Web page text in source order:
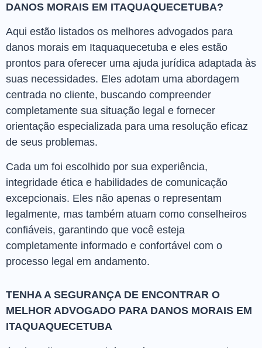
DANOS MORAIS EM ITAQUAQUECETUBA?
Aqui estão listados os melhores advogados para
danos morais em Itaquaquecetuba e eles estão
prontos para oferecer uma ajuda jurídica adaptada às
suas necessidades. Eles adotam uma abordagem
centrada no cliente, buscando compreender
completamente sua situação legal e fornecer
orientação especializada para uma resolução eficaz
de seus problemas.
Cada um foi escolhido por sua experiência,
integridade ética e habilidades de comunicação
excepcionais. Eles não apenas o representam
legalmente, mas também atuam como conselheiros
confiáveis, garantindo que você esteja
completamente informado e confortável com o
processo legal em andamento.
TENHA A SEGURANÇA DE ENCONTRAR O
MELHOR ADVOGADO PARA DANOS MORAIS EM
ITAQUAQUECETUBA